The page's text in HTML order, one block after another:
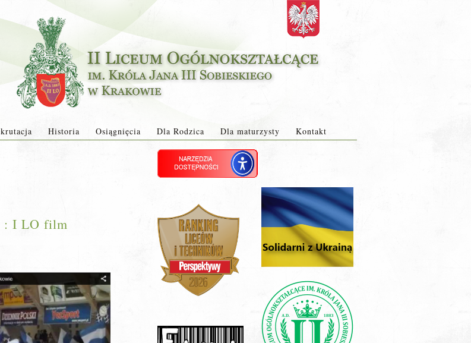
Historia Osiągnięcia Dla Rodzica Dla maturzysty Kontakt
: I LO film